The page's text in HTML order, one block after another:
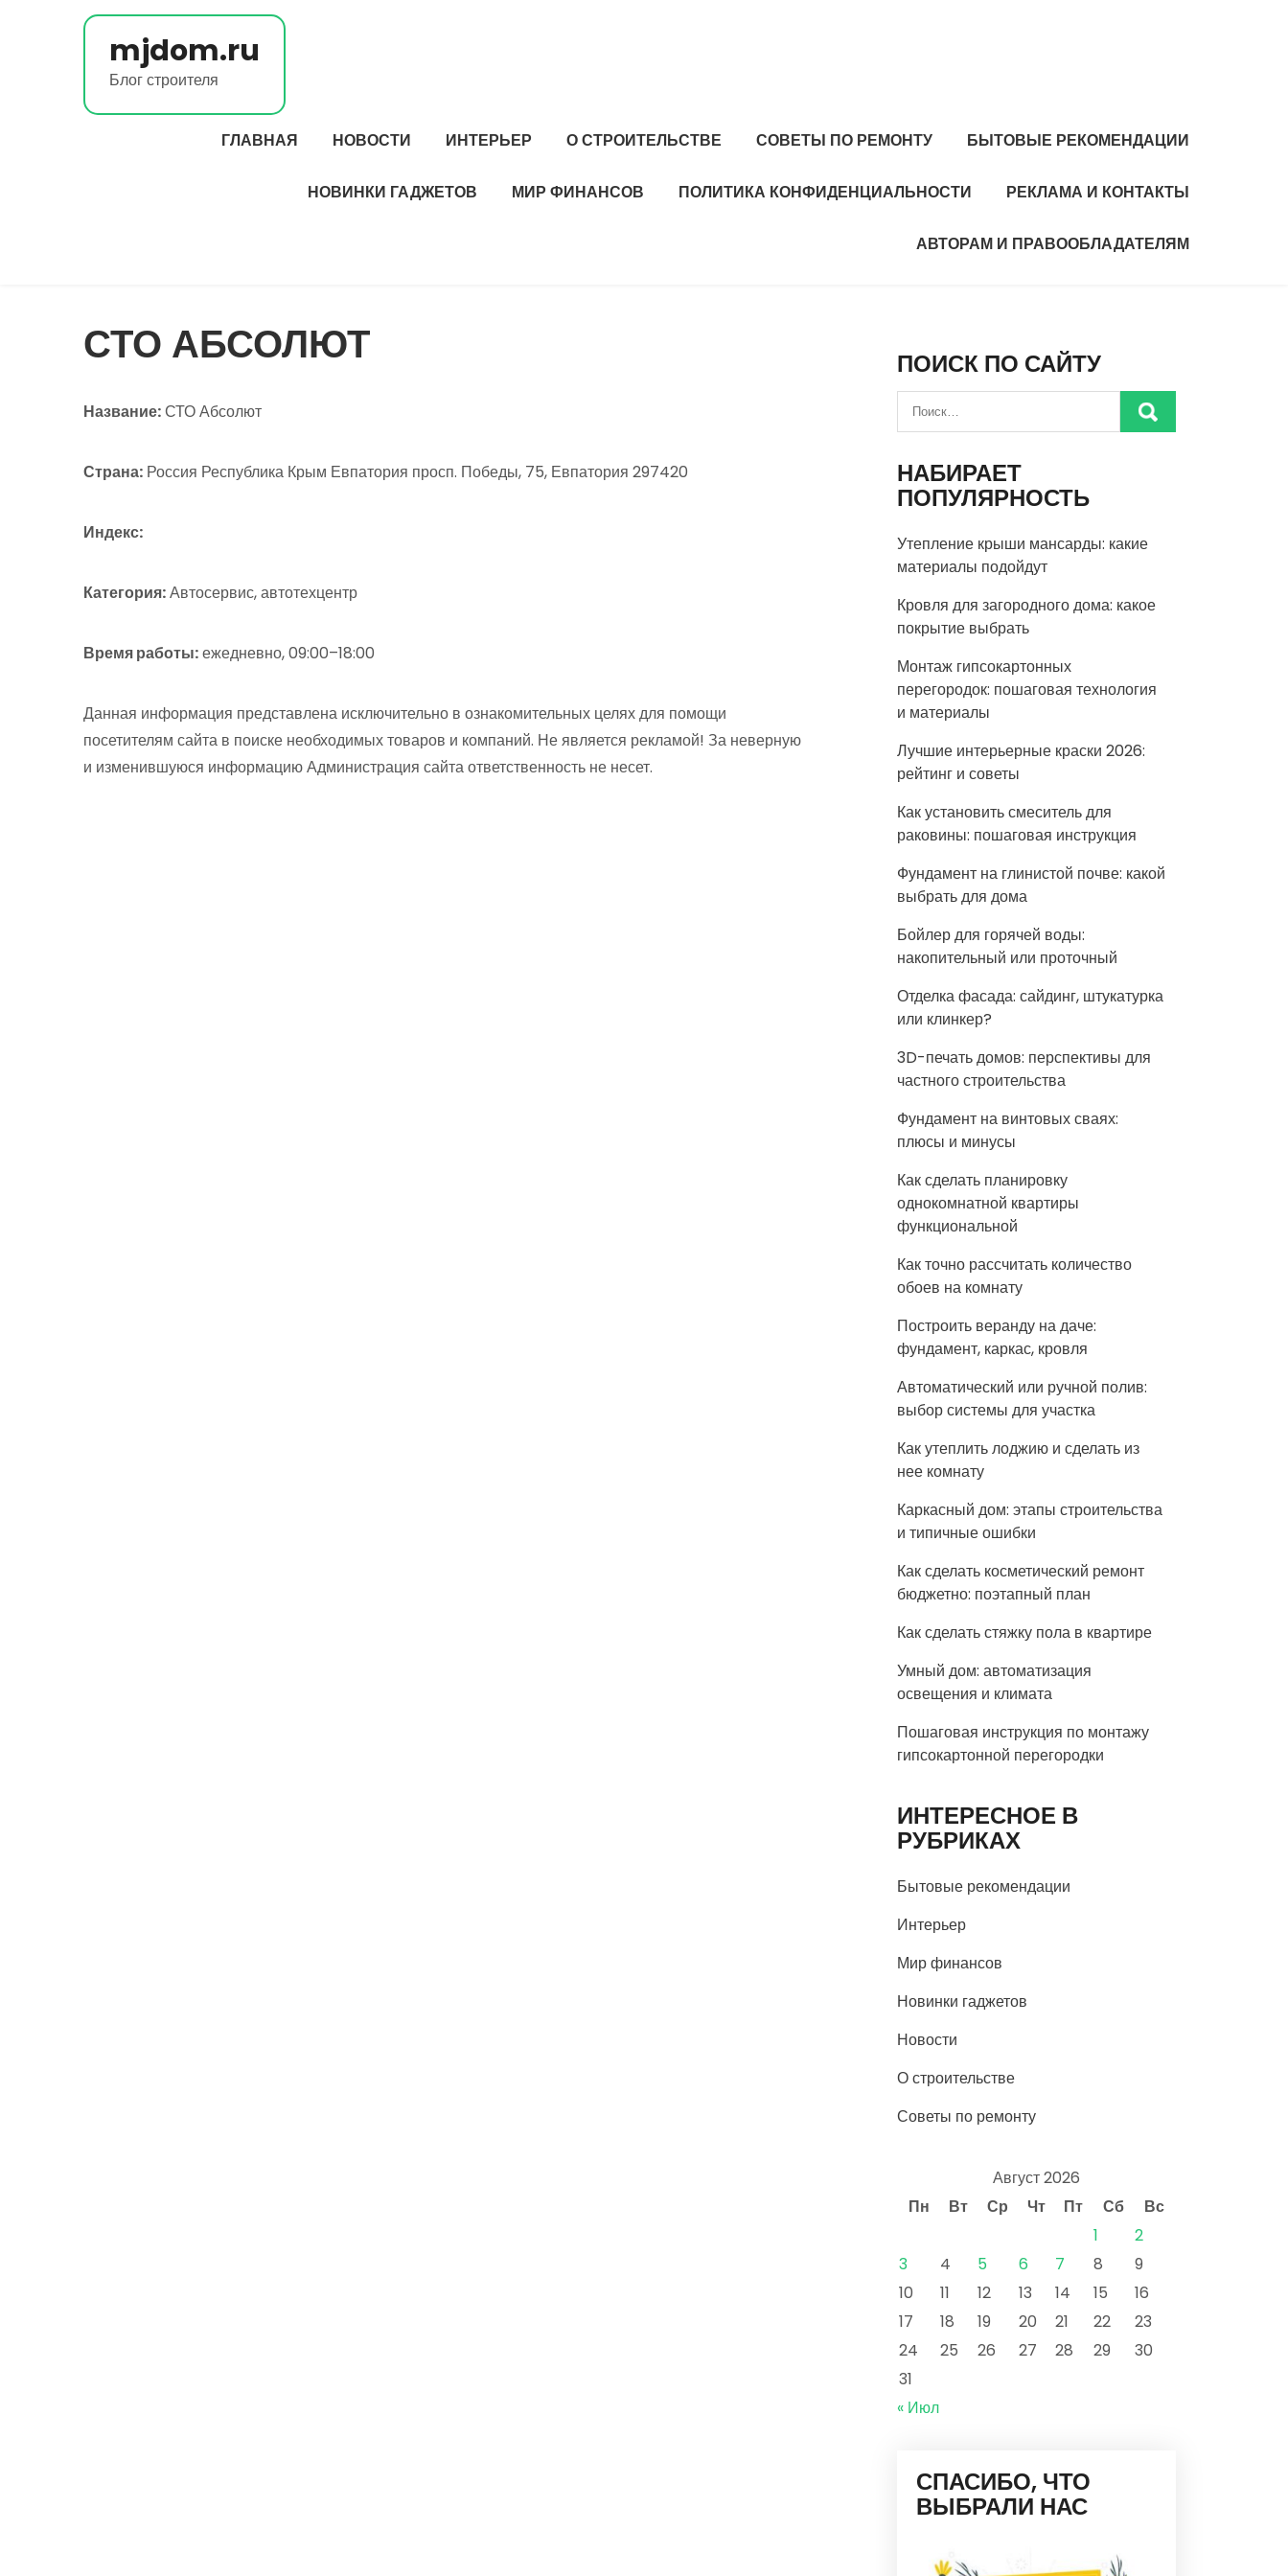
mjdom.ru
Блог строителя
ГЛАВНАЯ НОВОСТИ ИНТЕРЬЕР О СТРОИТЕЛЬСТВЕ СОВЕТЫ ПО РЕМОНТУ БЫТОВЫЕ РЕКОМЕНДАЦИИ
НОВИНКИ ГАДЖЕТОВ МИР ФИНАНСОВ ПОЛИТИКА КОНФИДЕНЦИАЛЬНОСТИ РЕКЛАМА И КОНТАКТЫ
АВТОРАМ И ПРАВООБЛАДАТЕЛЯМ
СТО АБСОЛЮТ
Название:СТО Абсолют
Страна: Россия Республика Крым Евпатория просп. Победы, 75, Евпатория 297420
Индекс:
Категория:Автосервис, автотехцентр
Время работы:ежедневно, 09:00–18:00
Данная информация представлена исключительно в ознакомительных целях для помощи
посетителям сайта в поиске необходимых товаров и компаний. Не является рекламой! За неверную
и изменившуюся информацию Администрация сайта ответственность не несет.
ПОИСК ПО САЙТУ
НАБИРАЕТ
ПОПУЛЯРНОСТЬ
Утепление крыши мансарды: какие
материалы подойдут
Кровля для загородного дома: какое
покрытие выбрать
Монтаж гипсокартонных
перегородок: пошаговая технология
и материалы
Лучшие интерьерные краски 2026:
рейтинг и советы
Как установить смеситель для
раковины: пошаговая инструкция
Фундамент на глинистой почве: какой
выбрать для дома
Бойлер для горячей воды:
накопительный или проточный
Отделка фасада: сайдинг, штукатурка
или клинкер?
3D-печать домов: перспективы для
частного строительства
Фундамент на винтовых сваях:
плюсы и минусы
Как сделать планировку
однокомнатной квартиры
функциональной
Как точно рассчитать количество
обоев на комнату
Построить веранду на даче:
фундамент, каркас, кровля
Автоматический или ручной полив:
выбор системы для участка
Как утеплить лоджию и сделать из
нее комнату
Каркасный дом: этапы строительства
и типичные ошибки
Как сделать косметический ремонт
бюджетно: поэтапный план
Как сделать стяжку пола в квартире
Умный дом: автоматизация
освещения и климата
Пошаговая инструкция по монтажу
гипсокартонной перегородки
ИНТЕРЕСНОЕ В
РУБРИКАХ
Бытовые рекомендации
Интерьер
Мир финансов
Новинки гаджетов
Новости
О строительстве
Советы по ремонту
Август 2026
Пн
Вт Ср Чт Пт Сб
Вс
1
2
3
4 5 6 7 8
9
10
11 12 13 14 15
16
17
18 19 20 21 22
23
24
25 26 27 28 29
30
31
« Июл
СПАСИБО, ЧТО
ВЫБРАЛИ НАС